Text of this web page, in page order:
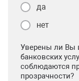
да
нет
Уверены ли Вы
банковских
соблюдаются
прозрачности?